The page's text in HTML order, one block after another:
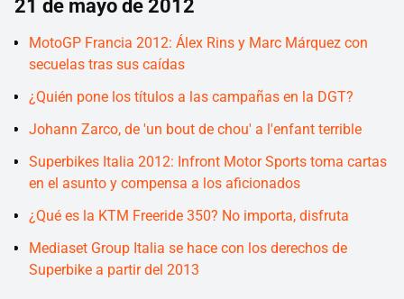
21 de mayo de 2012
MotoGP Francia 2012: Álex Rins y Marc Márquez con
secuelas tras sus caídas
¿Quién pone los títulos a las campañas en la DGT?
Johann Zarco, de 'un bout de chou' a l'enfant terrible
Superbikes Italia 2012: Infront Motor Sports toma cartas
en el asunto y compensa a los aficionados
¿Qué es la KTM Freeride 350? No importa, disfruta
Mediaset Group Italia se hace con los derechos de
Superbike a partir del 2013